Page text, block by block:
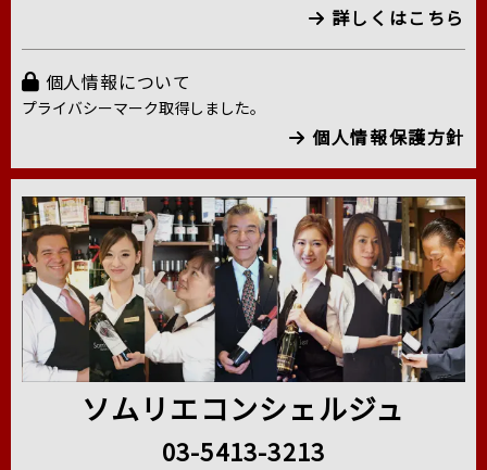
詳しくはこちら
個人情報について
プライバシーマーク取得しました。
個人情報保護方針
ソムリエコンシェルジュ
03-5413-3213